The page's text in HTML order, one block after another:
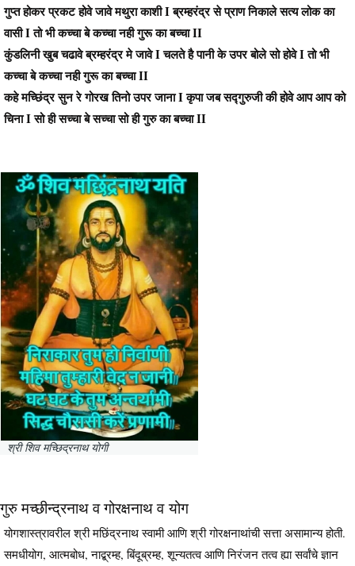
गुप्त होकर प्रकट होवे जावे मथुरा काशी Ι ब्रम्हरंद्र से प्राण निकाले सत्य लोक का
वासी Ι तो भी कच्चा बे कच्चा नही गुरू का बच्चा ΙΙ
कुंडलिनी खुब चढावे ब्रम्हरंद्र मे जावे Ι चलते है पानी के उपर बोले सो होवे Ι तो भी
कच्चा बे कच्चा नही गुरू का बच्चा ΙΙ
कहे मच्छिंद्र सुन रे गोरख तिनो उपर जाना Ι कृपा जब सद्गुरुजी की होवे आप आप को
चिना Ι सो ही सच्चा बे सच्चा सो ही गुरु का बच्चा ΙΙ
श्री शिव मच्छिद्रनाथ योगी
गुरु मच्छीन्द्रनाथ व गोरक्षनाथ व योग
योगशास्त्रावरील श्री मछिंद्रनाथ स्वामी आणि श्री गोरक्षनाथांची सत्ता असामान्य होती.
समधीयोग, आत्मबोध, नाद्ब्रम्ह, बिंदूब्रम्ह, शून्यतत्व आणि निरंजन तत्व ह्या सर्वांचे ज्ञान